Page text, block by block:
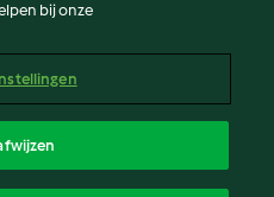
bij onze